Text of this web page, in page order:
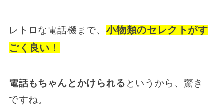
レトロな電話機まで、 小物類のセレクトがす
ごく良い！
電話もちゃんとかけられる というから、驚き
ですね。